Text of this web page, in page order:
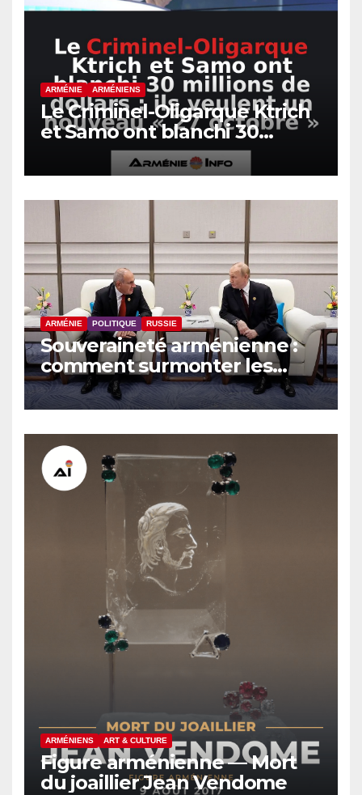
ARMÉNIE ARMÉNIENS
Le Criminel-Oligarque Ktrich
et Samo ont blanchi 30
millions de dollars : ils
veulent un nouveau « 27
ARMÉNIE POLITIQUE RUSSIE
Souveraineté arménienne :
comment surmonter les
sanctions russes, selon
Hovsep Khurshudyan
ARMÉNIENS ART & CULTURE
Figure arménienne — Mort
du joaillier Jean Vendome